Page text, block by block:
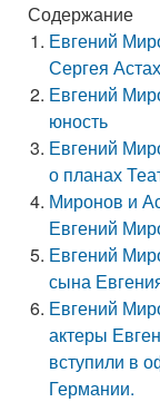
Содержание
Евгений
Сергея
Евгений
юность
Евгений
о планах
Миронов и
Евгений
Евгений
сына
Евгений
актеры
вступили в
Германии.